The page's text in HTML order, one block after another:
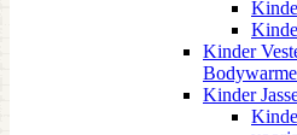
Kinder
Kinder